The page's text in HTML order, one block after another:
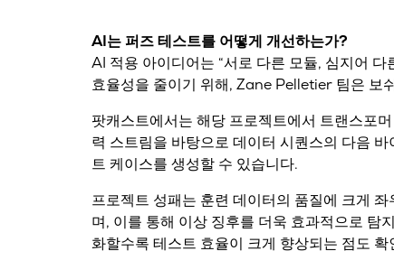
AI는 퍼즈 테스트를 어떻게 개선하는가?
AI 적용 아이디어는 “서로 다른 모듈, 심지어
효율성을 줄이기 위해, Zane Pelletier 팀은 보
팟캐스트에서는 해당 프로젝트에서 트랜스포
력 스트림을 바탕으로 데이터 시퀀스의 다음
트 케이스를 생성할 수 있습니다.
프로젝트 성패는 훈련 데이터의 품질에 크게
며, 이를 통해 이상 징후를 더욱 효과적으로
화할수록 테스트 효율이 크게 향상되는 점도 확